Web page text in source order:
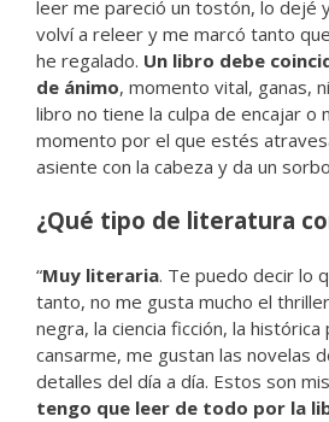
leer me pareció un tostón, lo dejé
volví a releer y me marcó tanto
he regalado. Un libro debe
de ánimo, momento vital, ganas,
libro no tiene la culpa de encajar o
momento por el que estés
asiente con la cabeza y da un
¿Qué tipo de literatura
“Muy literaria. Te puedo decir lo
tanto, no me gusta mucho el
negra, la ciencia ficción, la histórica
cansarme, me gustan las novelas
detalles del día a día. Estos son
tengo que leer de todo por la